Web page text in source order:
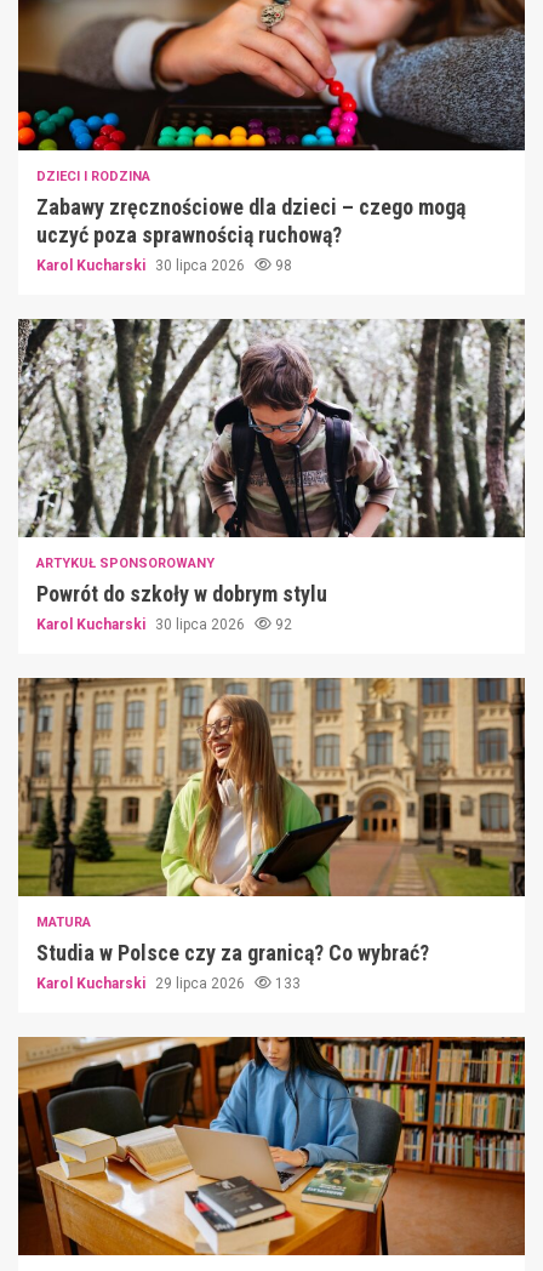
DZIECI I RODZINA
Zabawy zręcznościowe dla dzieci – czego mogą
uczyć poza sprawnością ruchową?
Karol Kucharski 30 lipca 2026 98
ARTYKUŁ SPONSOROWANY
Powrót do szkoły w dobrym stylu
Karol Kucharski 30 lipca 2026 92
MATURA
Studia w Polsce czy za granicą? Co wybrać?
Karol Kucharski 29 lipca 2026 133